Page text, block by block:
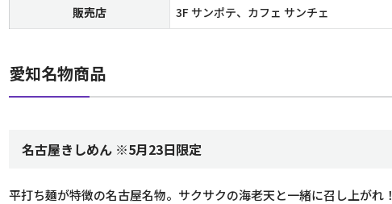
販売店
3F サンポテ、カフェ サンチェ
愛知名物商品
名古屋きしめん ※5月23日限定
平打ち麺が特徴の名古屋名物。サクサクの海老天と一緒に召し上がれ！